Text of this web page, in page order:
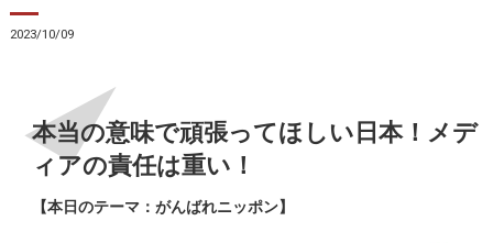
2023/10/09
【本日のテーマ：がんばれニッポン】
本当の意味で頑張ってほしい日本！メデ
ィアの責任は重い！